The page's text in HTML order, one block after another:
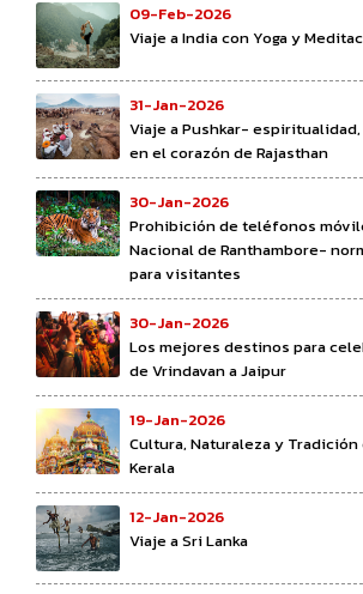
09-Feb-2026
Viaje a India con Yoga y
31-Jan-2026
Viaje a Pushkar-
en el corazón de Rajasthan
30-Jan-2026
Prohibición de teléfonos
Nacional de Ranthambore-
para visitantes
30-Jan-2026
Los mejores destinos para
de Vrindavan a Jaipur
19-Jan-2026
Cultura, Naturaleza y Tradición
Kerala
12-Jan-2026
Viaje a Sri Lanka